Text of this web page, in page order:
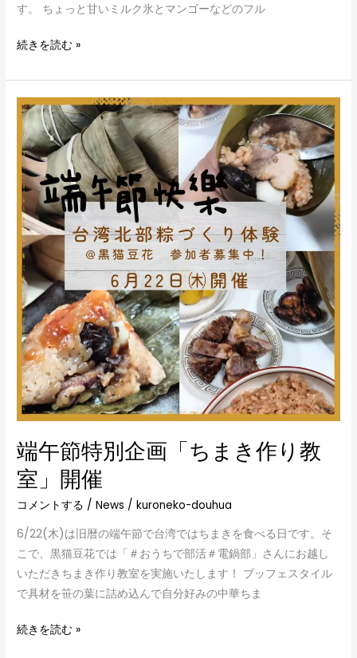
す。 ちょっと甘いミルク氷とマンゴーなどのフル
続きを読む »
端午節特別企画「ちまき作り教
室」開催
コメントする /News /kuroneko-douhua
6/22(木)は旧暦の端午節で台湾ではちまきを食べる日です。そ
こで、黒猫豆花では「＃おうちで部活＃電鍋部」さんにお越し
いただきちまき作り教室を実施いたします！ ブッフェスタイル
で具材を笹の葉に詰め込んで自分好みの中華ちま
端
午
節
特
別
企
画
「ち
ま
き
作
り
教
室」
開
催
続きを読む »